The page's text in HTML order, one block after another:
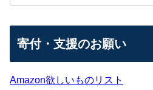
寄付・支援のお願い
Amazon欲しいものリスト